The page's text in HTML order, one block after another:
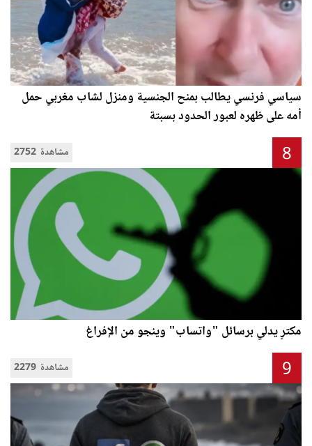
سياسي فرنسي يطالب بمنح الجنسية ومنزل لشاب مغربي حمل
أمه على ظهره لعبور الحدود بسبتة
2752 مشاهدة 8
مكترٍ يدلي برسائل "واتساب" وينجو من الإفراغ
2279 مشاهدة 9